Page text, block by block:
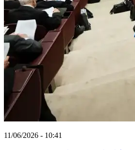
11/06/2026 - 10:41